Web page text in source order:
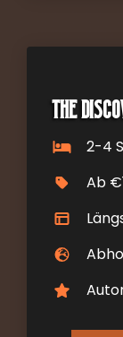
The
2-4
Ab